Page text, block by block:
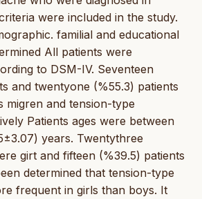
were included in the study.
familial and educational
All patients were
to DSM-IV. Seventeen
and twentyone (%55.3) patients
migren and tension-type
Patients ages were between
years. Twentythree
girt and fifteen (%39.5) patients
determined that tension-type
frequent in girls than boys. It